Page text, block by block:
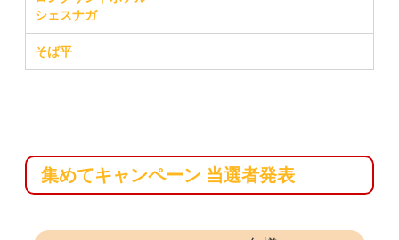
シェスナガ
そば平
集めてキャンペーン 当選者発表